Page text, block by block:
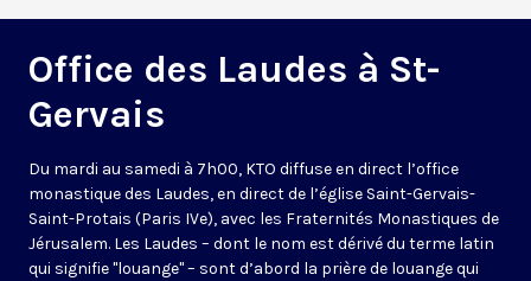
Office des Laudes à St-
Gervais
Du mardi au samedi à 7h00, KTO diffuse en direct l’office
monastique des Laudes, en direct de l’église Saint-Gervais-
Saint-Protais (Paris IVe), avec les Fraternités Monastiques de
Jérusalem. Les Laudes – dont le nom est dérivé du terme latin
qui signifie "louange" – sont d’abord la prière de louange qui